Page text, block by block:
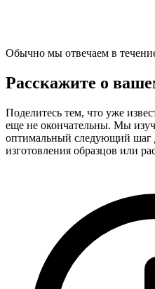
Обычно мы отвечаем в
Расскажите о
Поделитесь тем, что уже
еще не окончательны. Мы
оптимальный следующий шаг
изготовления образцов или